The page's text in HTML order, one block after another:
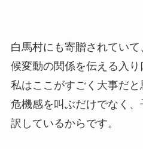
白馬村にも寄贈されてい
候変動の関係を伝える入り
私はここがすごく大事だと
危機感を叫ぶだけでなく
訳しているからです。